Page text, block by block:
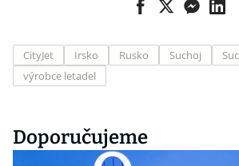
CityJet Irsko Rusko Suchoj
výrobce letadel
Doporučujeme